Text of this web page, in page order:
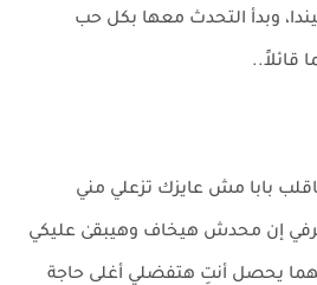
وبدأ التحدث معها بكل حب
قائلاً..
بابا مش عايزك تزعلي مني
إن محدش هيخاف وهيبقىٰ عليكي
يحصل أنتِ هتفضلي أغلى حاجة